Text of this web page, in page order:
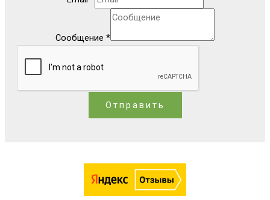
Сообщение *
Отправить